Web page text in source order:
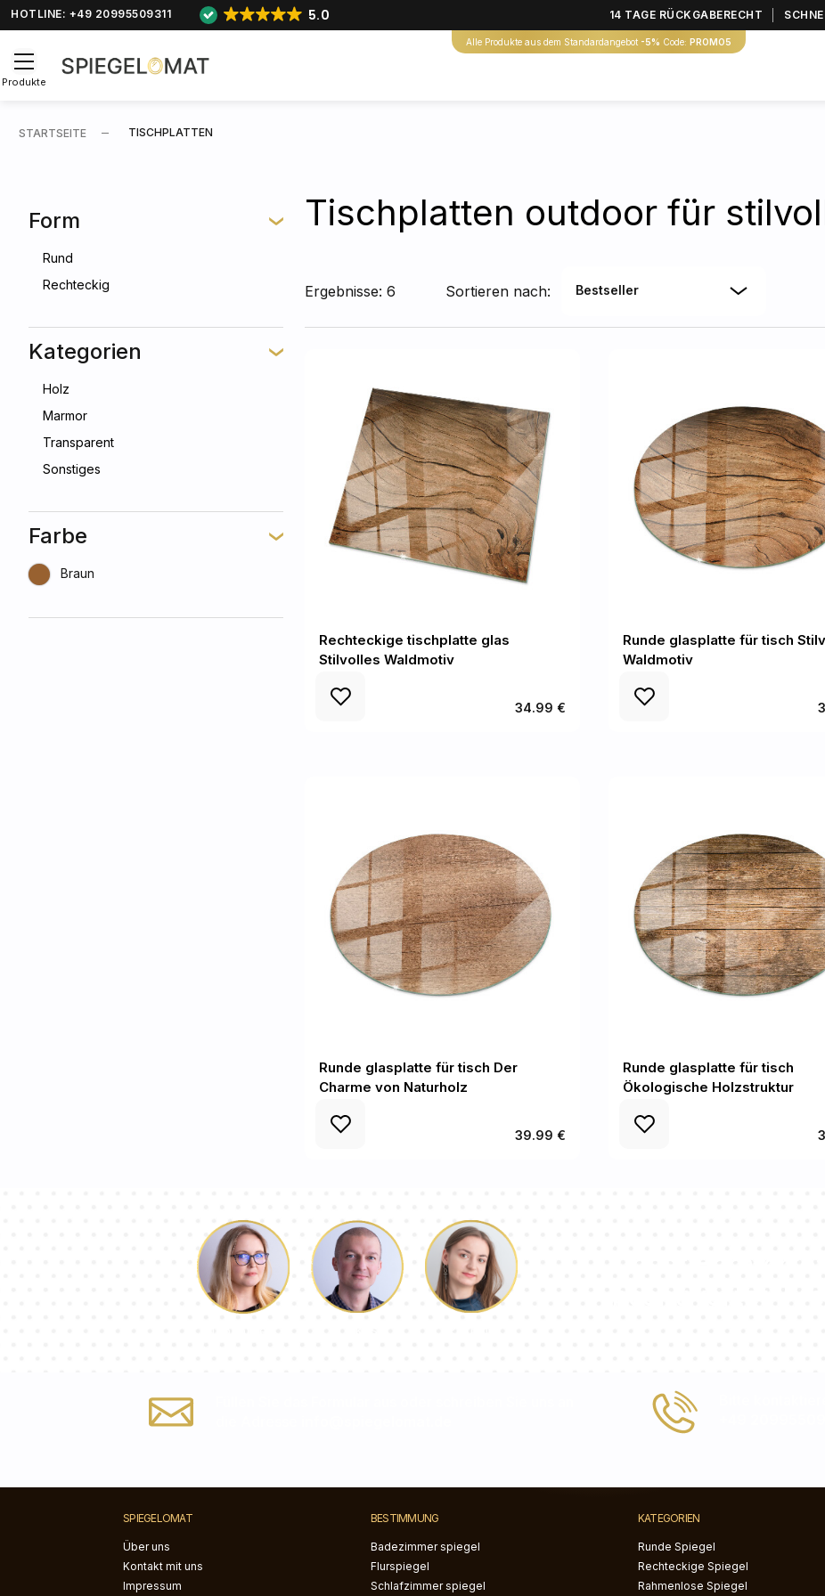
HOTLINE: +49 20995509311 5.0 14 TAGE RÜCKGABERECHT
Alle Produkte aus dem Standardangebot -5% Code: PROMO5
Produkte
STARTSEITE TISCHPLATTEN
Form
Rund
Rechteckig
Kategorien
Holz
Marmor
Transparent
Sonstiges
Farbe
Braun
Tischplatten outdoor für
Ergebnisse: 6 Sortieren nach: Bestseller
Rechteckige tischplatte glas
Stilvolles Waldmotiv
34.99 €
Runde glasplatte für tisch
Waldmotiv
Runde glasplatte für tisch Der
Charme von Naturholz
39.99 €
Runde glasplatte für tisch
Ökologische Holzstruktur
SPIEGELOMAT
Über uns
Kontakt mit uns
Impressum
BESTIMMUNG
Badezimmer spiegel
Flurspiegel
Schlafzimmer spiegel
KATEGORIEN
Runde Spiegel
Rechteckige Spiegel
Rahmenlose Spiegel